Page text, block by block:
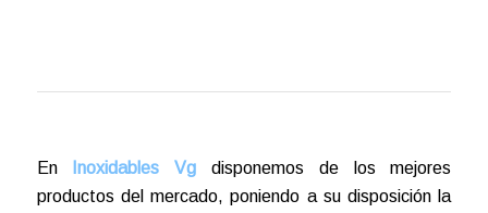
En Inoxidables Vgdisponemos de los mejores
productos del mercado, poniendo a su disposición la